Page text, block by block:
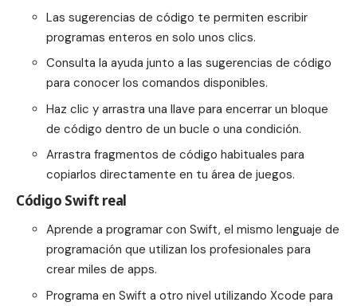
Las sugerencias de código te permiten escribir
programas enteros en solo unos clics.
Consulta la ayuda junto a las sugerencias de código
para conocer los comandos disponibles.
Haz clic y arrastra una llave para encerrar un bloque
de código dentro de un bucle o una condición.
Arrastra fragmentos de código habituales para
copiarlos directamente en tu área de juegos.
Código Swift real
Aprende a programar con Swift, el mismo lenguaje de
programación que utilizan los profesionales para
crear miles de apps.
Programa en Swift a otro nivel utilizando Xcode para